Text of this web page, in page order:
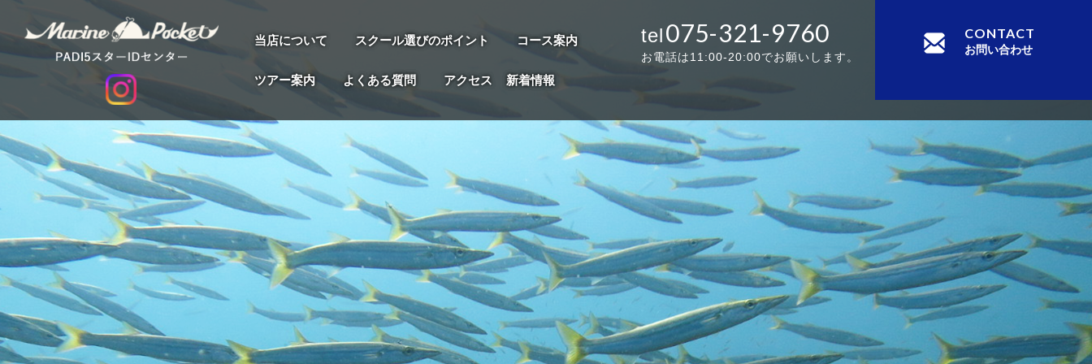
当店について スクール選びのポイント コース案内
ツアー案内 よくある質問 アクセス 新着情報
075-321-9760
お電話は11:00-20:00でお願いします。
CONTACT
お問い合わせ